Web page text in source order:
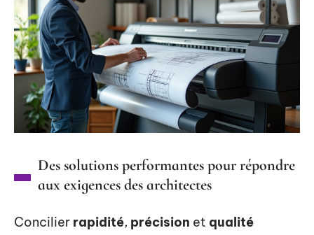
Des solutions performantes pour répondre
aux exigences des architectes
Concilier rapidité, précision et qualité